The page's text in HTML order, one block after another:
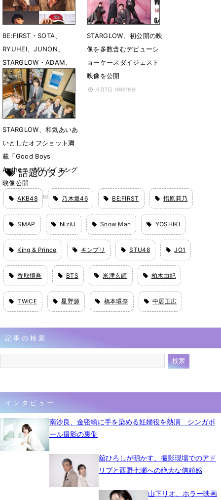
6月24日 12時02分
BE:FIRST・SOTA、
RYUHEI、JUNON、
STARGLOW・ADAM、
DAZNオリジナル番組に
出演
6月10日 18時22分
STARGLOW、初公開の映
像を多数含むデビューシ
ョーケースダイジェスト
映像を公開
6月7日 19時18分
STARGLOW、和気あいあ
いとしたオフショット満
載「Good Boys
Anthem」MVメイキング
映像公開
5月28日 20時03分
話題のタグ
AKB48 乃木坂46 BE:FIRST 指原莉乃
SMAP NiziU Snow Man YOSHIKI
King & Prince キンプリ STU48 JO1
香取慎吾 BTS 米津玄師 柏木由紀
TWICE 星野源 橋本環奈 中居正広
記事の検索
インタビュー
南沙良、金密輸に手を染める妊婦役を熱演 シンガポ
ール撮影の裏側
舘ひろしが明かす、撮影現場でのアド
リブと西野七瀬への絶大な信頼感
山下リオ、ホラー映画